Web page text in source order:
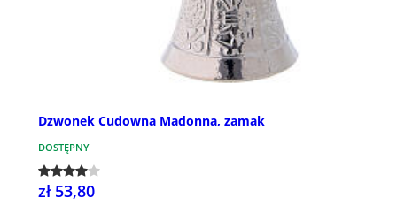
Dzwonek Cudowna Madonna, zamak
DOSTĘPNY
zł 53,80